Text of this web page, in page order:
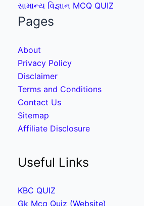
સામાન્ય વિજ્ઞાન MCQ QUIZ
Pages
About
Privacy Policy
Disclaimer
Terms and Conditions
Contact Us
Sitemap
Affiliate Disclosure
Useful Links
KBC QUIZ
Gk Mcq Quiz (Website)